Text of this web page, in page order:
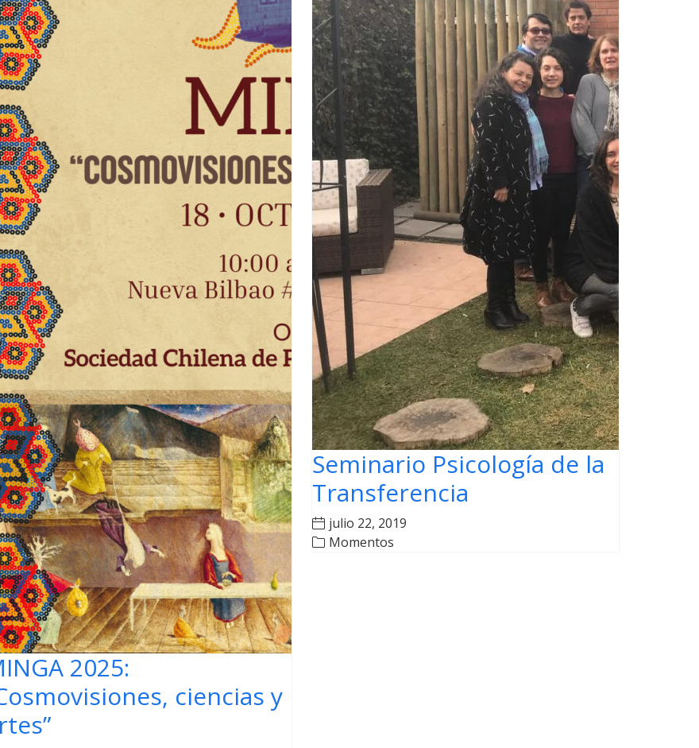
2025:
ciencias y
Seminario Psicología de la
Transferencia
julio 22, 2019
Momentos